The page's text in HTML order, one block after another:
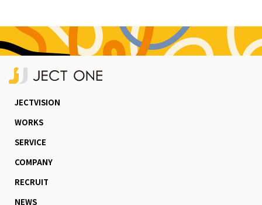
JECTVISION
WORKS
SERVICE
COMPANY
RECRUIT
NEWS